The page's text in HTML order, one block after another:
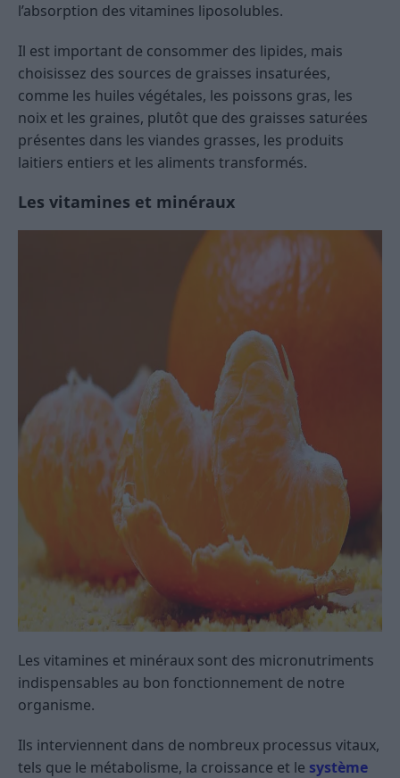
l’absorption des vitamines liposolubles.
Il est important de consommer des lipides, mais
choisissez des sources de graisses insaturées,
comme les huiles végétales, les poissons gras, les
noix et les graines, plutôt que des graisses saturées
présentes dans les viandes grasses, les produits
laitiers entiers et les aliments transformés.
Les vitamines et minéraux
Les vitamines et minéraux sont des micronutriments
indispensables au bon fonctionnement de notre
organisme.
Ils interviennent dans de nombreux processus vitaux,
tels que le métabolisme, la croissance et le système